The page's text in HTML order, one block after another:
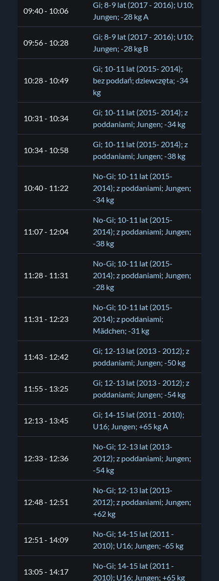
09:40 - 10:06
Gi; 8-9 lat (2017 - 2016); U10;
Jungen; -28 kg A
09:56 - 10:28
Gi; 8-9 lat (2017 - 2016); U10;
Jungen; -28 kg B
10:28 - 10:49
Gi; 10-11 lat (2015- 2014);
bez poddań; dziewczęta; -34
kg
10:31 - 10:34
Gi; 10-11 lat (2015- 2014); z
poddaniami; Jungen; -34 kg
10:34 - 10:58
Gi; 10-11 lat (2015- 2014); z
poddaniami; Jungen; -38 kg
10:40 - 11:22
No-Gi; 10-11 lat (2015-
2014); z poddaniami; Jungen;
-34 kg
11:07 - 12:04
No-Gi; 10-11 lat (2015-
2014); z poddaniami; Jungen;
-38 kg
11:28 - 11:31
No-Gi; 10-11 lat (2015-
2014); z poddaniami; Jungen;
-28 kg
11:31 - 12:23
No-Gi; 10-11 lat (2015-
2014); z poddaniami;
Mädchen; -31 kg
11:43 - 12:42
Gi; 12-13 lat (2013 - 2012); z
poddaniami; Jungen; -50 kg
11:55 - 13:25
Gi; 12-13 lat (2013 - 2012); z
poddaniami; Jungen; -54 kg
12:13 - 13:45
Gi; 14-15 lat (2011 - 2010);
U16; Jungen; +65 kg A
12:33 - 12:36
No-Gi; 12-13 lat (2013-
2012); z poddaniami; Jungen;
-54 kg
12:48 - 12:51
No-Gi; 12-13 lat (2013-
2012); z poddaniami; Jungen;
+62 kg
12:51 - 14:09
No-Gi; 14-15 lat (2011 -
2010); U16; Jungen; -65 kg
13:05 - 14:17
No-Gi; 14-15 lat (2011 -
2010); U16; Jungen; +65 kg